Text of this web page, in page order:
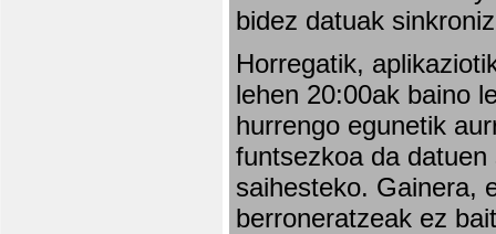
bidez datuak
Horregatik,
lehen 20:00ak baino
hurrengo egunetik
funtsezkoa da
saihesteko. Gainera,
berroneratzeak ez